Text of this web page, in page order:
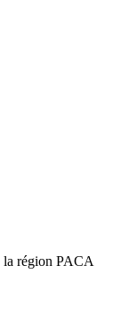
région PACA